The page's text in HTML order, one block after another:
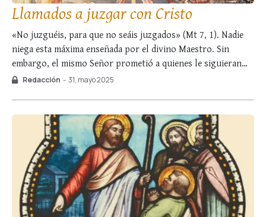
Llamados a juzgar con Cristo
«No juzguéis, para que no seáis juzgados» (Mt 7, 1). Nadie
niega esta máxima enseñada por el divino Maestro. Sin
embargo, el mismo Señor prometió a quienes le siguieran
que se sentarían en tronos para juzgar a las doce tribus de
Redacción - 31, mayo 2025